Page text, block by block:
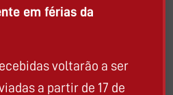
em férias da
voltarão a ser
a partir de 17 de